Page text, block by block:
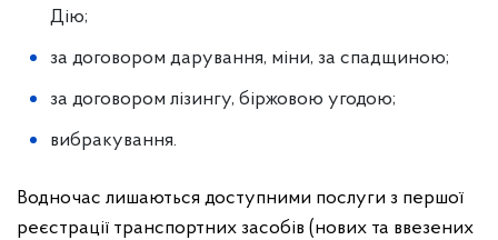
Дію;
за договором дарування, міни, за спадщиною;
за договором лізингу, біржовою угодою;
вибракування.
Водночас лишаються доступними послуги з першої
реєстрації транспортних засобів (нових та ввезених